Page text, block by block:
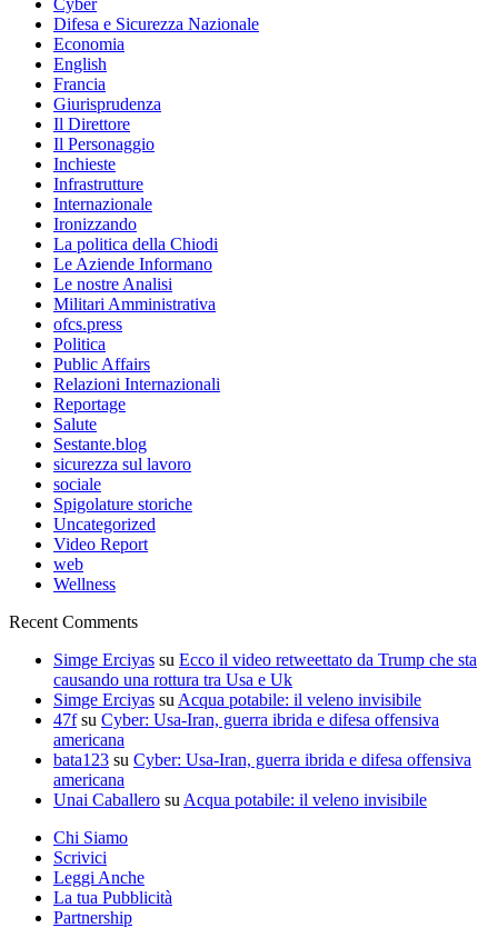
Cyber
Difesa e Sicurezza Nazionale
Economia
English
Francia
Giurisprudenza
Il Direttore
Il Personaggio
Inchieste
Infrastrutture
Internazionale
Ironizzando
La politica della Chiodi
Le Aziende Informano
Le nostre Analisi
Militari Amministrativa
ofcs.press
Politica
Public Affairs
Relazioni Internazionali
Reportage
Salute
Sestante.blog
sicurezza sul lavoro
sociale
Spigolature storiche
Uncategorized
Video Report
web
Wellness
Recent Comments
Simge Erciyas su Ecco il video retweettato da Trump che sta
causando una rottura tra Usa e Uk
Simge Erciyas su Acqua potabile: il veleno invisibile
47fsu Cyber: Usa-Iran, guerra ibrida e difesa offensiva
americana
bata123 su Cyber: Usa-Iran, guerra ibrida e difesa offensiva
americana
Unai Caballero su Acqua potabile: il veleno invisibile
Chi Siamo
Scrivici
Leggi Anche
La tua Pubblicità
Partnership